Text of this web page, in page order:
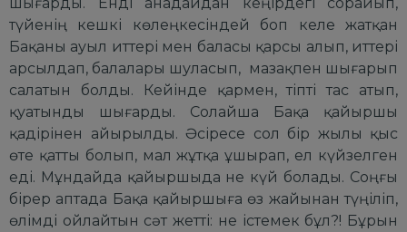
түйенің кешкі көлеңкесіндей боп келе жатқан
Бақаны ауыл иттері мен баласы қарсы алып, иттері
арсылдап, балалары шуласып, мазақпен шығарып
салатын болды. Кейінде қармен, тіпті тас атып,
қуатынды шығарды. Солайша Бақа қайыршы
қадірінен айырылды. Әсіресе сол бір жылы қыс
өте қатты болып, мал жұтқа ұшырап, ел күйзелген
еді. Мұндайда қайыршыда не күй болады. Соңғы
бірер аптада Бақа қайыршыға өз жайынан түңіліп,
өлімді ойлайтын сәт жетті: не істемек бұл?! Бұрын